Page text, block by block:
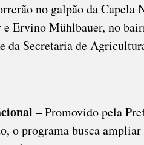
no galpão da Capela
e Ervino Mühlbauer, no
da Secretaria de
–Promovido pela
o programa busca